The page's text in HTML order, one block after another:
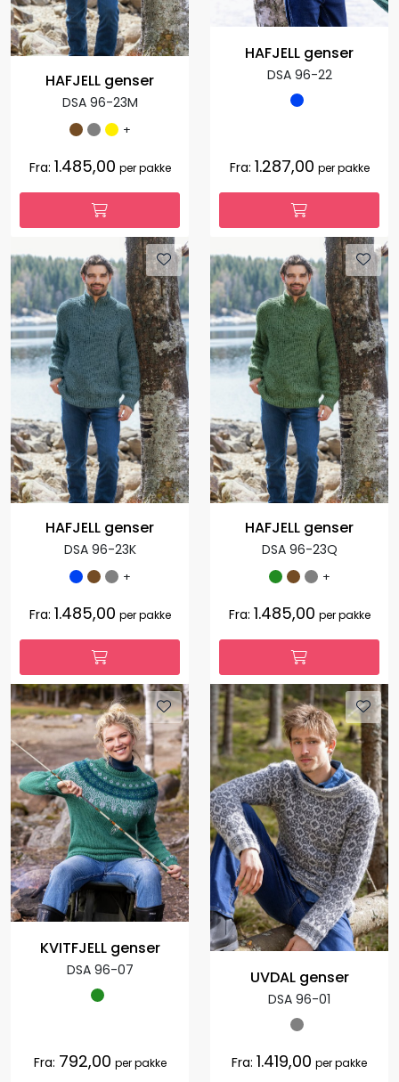
HAFJELL genser
DSA 96-23M
+
Fra: 1.485,00 per pakke
HAFJELL genser
DSA 96-22
Fra: 1.287,00 per pakke
HAFJELL genser
DSA 96-23K
+
Fra: 1.485,00 per pakke
HAFJELL genser
DSA 96-23Q
+
Fra: 1.485,00 per pakke
KVITFJELL genser
DSA 96-07
Fra: 792,00 per pakke
UVDAL genser
DSA 96-01
Fra: 1.419,00 per pakke